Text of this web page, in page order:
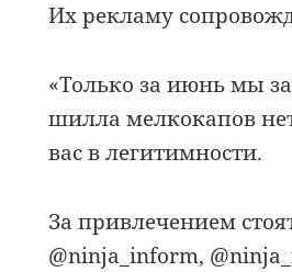
Их рекламу
«Только за июнь мы
шилла мелкокапов
вас в легитимности.
За привлечением
@ninja_inform,